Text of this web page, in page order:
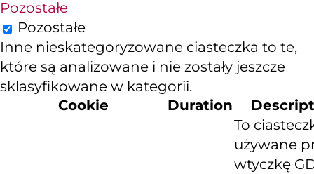
Pozostałe
Pozostałe
Inne nieskategoryzowane ciasteczka to te,
które są analizowane i nie zostały jeszcze
sklasyfikowane w kategorii.
Cookie
Duration
To
używane
wtyczkę